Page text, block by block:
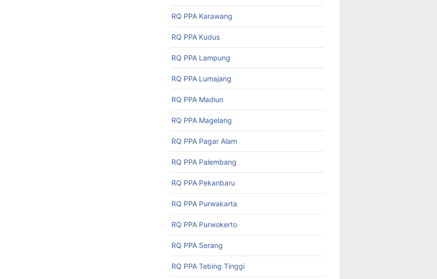
RQ PPA Karawang
RQ PPA Kudus
RQ PPA Lampung
RQ PPA Lumajang
RQ PPA Madiun
RQ PPA Magelang
RQ PPA Pagar Alam
RQ PPA Palembang
RQ PPA Pekanbaru
RQ PPA Purwakarta
RQ PPA Purwokerto
RQ PPA Serang
RQ PPA Tebing Tinggi